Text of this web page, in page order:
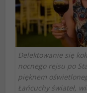
Delektowanie się
nocnego rejsu po
pięknem
Łańcuchy świateł,